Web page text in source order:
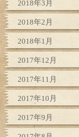
2018年3月
2018年2月
2018年1月
2017年12月
2017年11月
2017年10月
2017年9月